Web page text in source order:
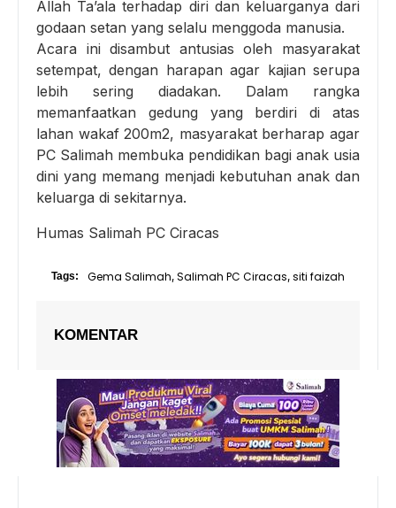
Allah Ta’ala terhadap diri dan keluarganya dari
godaan setan yang selalu menggoda manusia.
Acara ini disambut antusias oleh masyarakat
setempat, dengan harapan agar kajian serupa
lebih sering diadakan. Dalam rangka
memanfaatkan gedung yang berdiri di atas
lahan wakaf 200m2, masyarakat berharap agar
PC Salimah membuka pendidikan bagi anak usia
dini yang memang menjadi kebutuhan anak dan
keluarga di sekitarnya.
Humas Salimah PC Ciracas
Tags: Gema Salimah, Salimah PC Ciracas, siti faizah
KOMENTAR